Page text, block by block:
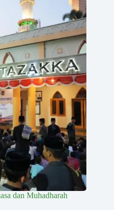
dan Muhadharah